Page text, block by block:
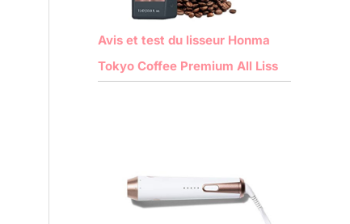
Avis et test du lisseur Honma
Tokyo Coffee Premium All Liss